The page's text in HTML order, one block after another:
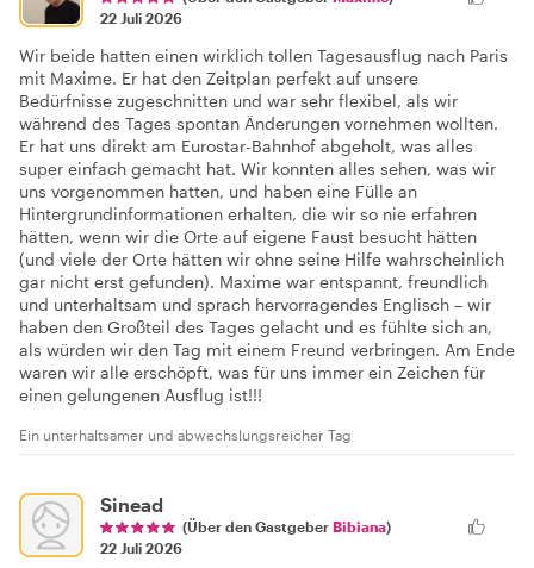
22 Juli 2026
Wir beide hatten einen wirklich tollen Tagesausflug nach Paris
mit Maxime. Er hat den Zeitplan perfekt auf unsere
Bedürfnisse zugeschnitten und war sehr flexibel, als wir
während des Tages spontan Änderungen vornehmen wollten.
Er hat uns direkt am Eurostar-Bahnhof abgeholt, was alles
super einfach gemacht hat. Wir konnten alles sehen, was wir
uns vorgenommen hatten, und haben eine Fülle an
Hintergrundinformationen erhalten, die wir so nie erfahren
hätten, wenn wir die Orte auf eigene Faust besucht hätten
(und viele der Orte hätten wir ohne seine Hilfe wahrscheinlich
gar nicht erst gefunden). Maxime war entspannt, freundlich
und unterhaltsam und sprach hervorragendes Englisch – wir
haben den Großteil des Tages gelacht und es fühlte sich an,
als würden wir den Tag mit einem Freund verbringen. Am Ende
waren wir alle erschöpft, was für uns immer ein Zeichen für
einen gelungenen Ausflug ist!!!
Ein unterhaltsamer und abwechslungsreicher Tag
Sinead
(Über den Gastgeber Bibiana)
22 Juli 2026